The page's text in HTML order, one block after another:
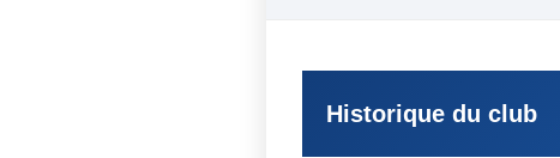
Historique du club